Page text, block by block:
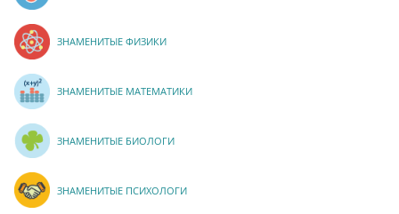
ЗНАМЕНИТЫЕ ФИЗИКИ
ЗНАМЕНИТЫЕ МАТЕМАТИКИ
ЗНАМЕНИТЫЕ БИОЛОГИ
ЗНАМЕНИТЫЕ ПСИХОЛОГИ